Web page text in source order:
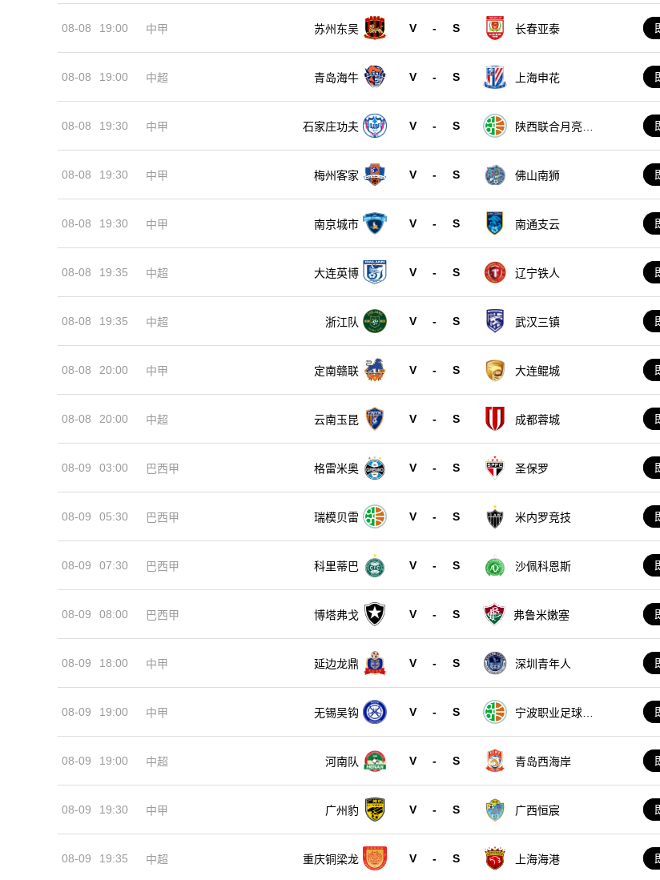
08-08 19:00 中甲 苏州东吴 V - S 长春亚泰
08-08 19:00 中超 青岛海牛 V - S 上海申花
08-08 19:30 中甲 石家庄功夫 V - S
陕西联合月亮泊
08-08 19:30 中甲 梅州客家 V - S 佛山南狮
08-08 19:30 中甲 南京城市 V - S 南通支云
08-08 19:35 中超 大连英博 V - S 辽宁铁人
08-08 19:35 中超 浙江队 V - S 武汉三镇
08-08 20:00 中甲 定南赣联 V - S 大连鲲城
08-08 20:00 中超 云南玉昆 V - S 成都蓉城
08-09 03:00 巴西甲 格雷米奥 V - S 圣保罗
08-09 05:30 巴西甲 瑞模贝雷 V - S 米内罗竞技
08-09 07:30 巴西甲 科里蒂巴 V - S 沙佩科恩斯
08-09 08:00 巴西甲 博塔弗戈 V - S 弗鲁米嫩塞
08-09 18:00 中甲 延边龙鼎 V - S 深圳青年人
08-09 19:00 中甲 无锡吴钩 V - S
宁波职业足球俱
08-09 19:00 中超 河南队 V - S 青岛西海岸
08-09 19:30 中甲 广州豹 V - S 广西恒宸
08-09 19:35 中超 重庆铜梁龙 V - S 上海海港